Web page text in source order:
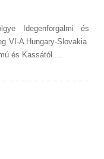
Idegenforgalmi és
VI-A Hungary-Slovakia
és Kassától ...